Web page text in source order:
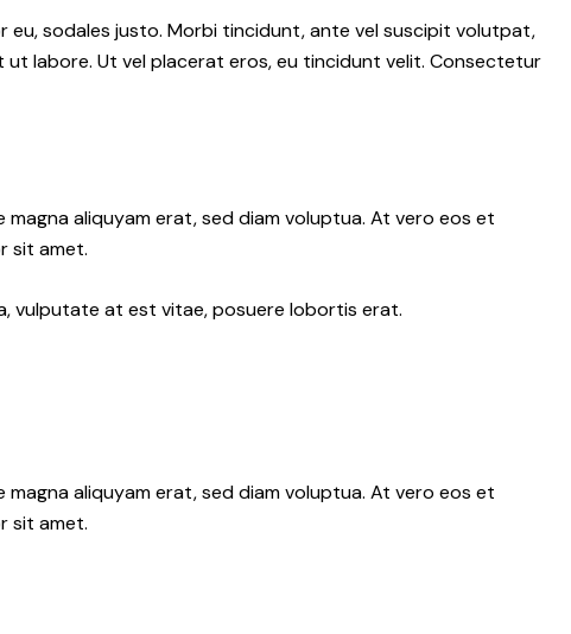
eu, sodales justo. Morbi tincidunt, ante vel suscipit volutpat,
labore. Ut vel placerat eros, eu tincidunt velit. Consectetur
aliquyam erat, sed diam voluptua. At vero eos et
sit amet.
vulputate at est vitae, posuere lobortis erat.
aliquyam erat, sed diam voluptua. At vero eos et
sit amet.